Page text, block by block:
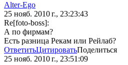
Alter-Ego
25 нояб. 2010 г., 23:23:43
Re[foto-boss]:
А по фирмам?
Есть разница Рекам или Рейлаб?
ОтветитьЦитироватьПоделиться
25 нояб. 2010 г., 23:51:09